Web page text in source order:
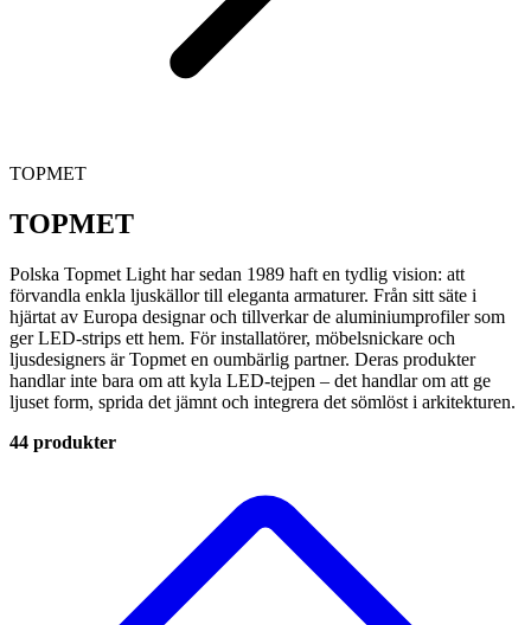
TOPMET
TOPMET
Polska Topmet Light har sedan 1989 haft en tydlig vision: att
förvandla enkla ljuskällor till eleganta armaturer. Från sitt säte i
hjärtat av Europa designar och tillverkar de aluminiumprofiler som
ger LED-strips ett hem. För installatörer, möbelsnickare och
ljusdesigners är Topmet en oumbärlig partner. Deras produkter
handlar inte bara om att kyla LED-tejpen – det handlar om att ge
ljuset form, sprida det jämnt och integrera det sömlöst i arkitekturen.
44 produkter